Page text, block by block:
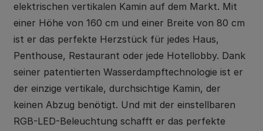
elektrischen vertikalen Kamin auf dem Markt. Mit
einer Höhe von 160 cm und einer Breite von 80 cm
ist er das perfekte Herzstück für jedes Haus,
Penthouse, Restaurant oder jede Hotellobby. Dank
seiner patentierten Wasserdampftechnologie ist er
der einzige vertikale, durchsichtige Kamin, der
keinen Abzug benötigt. Und mit der einstellbaren
RGB-LED-Beleuchtung schafft er das perfekte